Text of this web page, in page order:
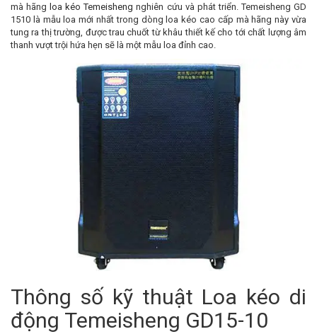
mà hãng loa kéo Temeisheng nghiên cứu và phát triển. Temeisheng GD
1510 là mẫu loa mới nhất trong dòng loa kéo cao cấp mà hãng này vừa
tung ra thị trường, được trau chuốt từ khâu thiết kế cho tới chất lượng âm
thanh vượt trội hứa hẹn sẽ là một mẫu loa đỉnh cao.
Thông số kỹ thuật Loa kéo di
động Temeisheng GD15-10